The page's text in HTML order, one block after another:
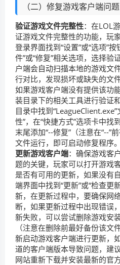
（二）修复游戏客户端问题
验证游戏文件完整性：在LOL
证游戏文件完整性的功能，玩
登录界面找到“设置”或“选项”
件”或“修复”相关选项，选择
户端会自动扫描本地的游戏文
行对比，发现损坏或缺失的文
如果游戏客户端没有提供该功
装目录下的相关工具进行验证
目录中找到
性”，在“快捷方式”选项卡中找
末尾添加“--修复”（注意在“--”
文件运行，即可启动修复程序。
更新游戏客户端：确保游戏客
题的关键，玩家可以打开游戏
是否有可用的更新，如果没有
端界面中找到“更新”或“检查更
新，在更新过程中，要确保网
断，如果更新过程中出现错误
新失败，可以尝试删除游戏安
（注意在删除前最好备份该
新启动游戏客户端进行更新，
道的客户端版本导致问题，建
网站重新下载并安装最新的官方